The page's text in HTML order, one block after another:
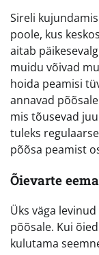
Sireli
poole, kus
aitab
muidu võivad
hoida peamisi
annavad
mis tõusevad
tuleks
põõsa peamist
Õievarte
Üks väga
põõsale. Kui
kulutama